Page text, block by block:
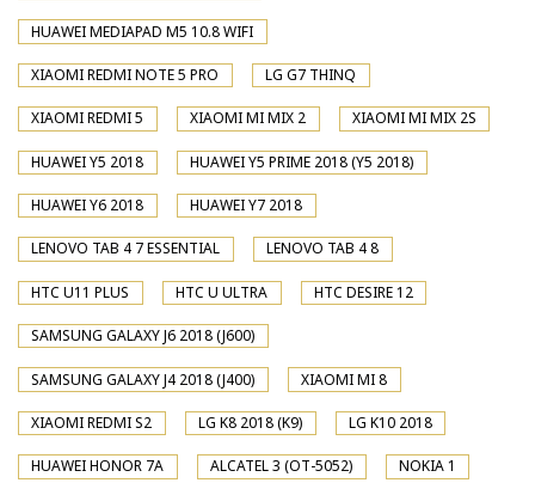
HUAWEI MEDIAPAD M5 10.8 WIFI
XIAOMI REDMI NOTE 5 PRO LG G7 THINQ
XIAOMI REDMI 5 XIAOMI MI MIX 2 XIAOMI MI MIX 2S
HUAWEI Y5 2018 HUAWEI Y5 PRIME 2018 (Y5 2018)
HUAWEI Y6 2018 HUAWEI Y7 2018
LENOVO TAB 4 7 ESSENTIAL LENOVO TAB 4 8
HTC U11 PLUS HTC U ULTRA HTC DESIRE 12
SAMSUNG GALAXY J6 2018 (J600)
SAMSUNG GALAXY J4 2018 (J400) XIAOMI MI 8
XIAOMI REDMI S2 LG K8 2018 (K9) LG K10 2018
HUAWEI HONOR 7A ALCATEL 3 (OT-5052) NOKIA 1